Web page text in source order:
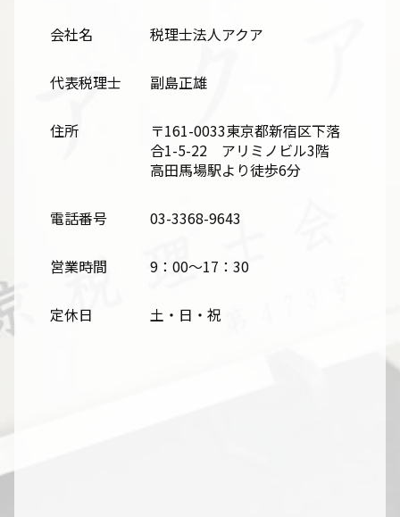
会社名 税理士法人アクア
代表税理士 副島正雄
住所
〒161-0033東京都新宿区下落
合1-5-22 アリミノビル3階
高田馬場駅より徒歩6分
電話番号 03-3368-9643
営業時間 9：00～17：30
定休日 土・日・祝